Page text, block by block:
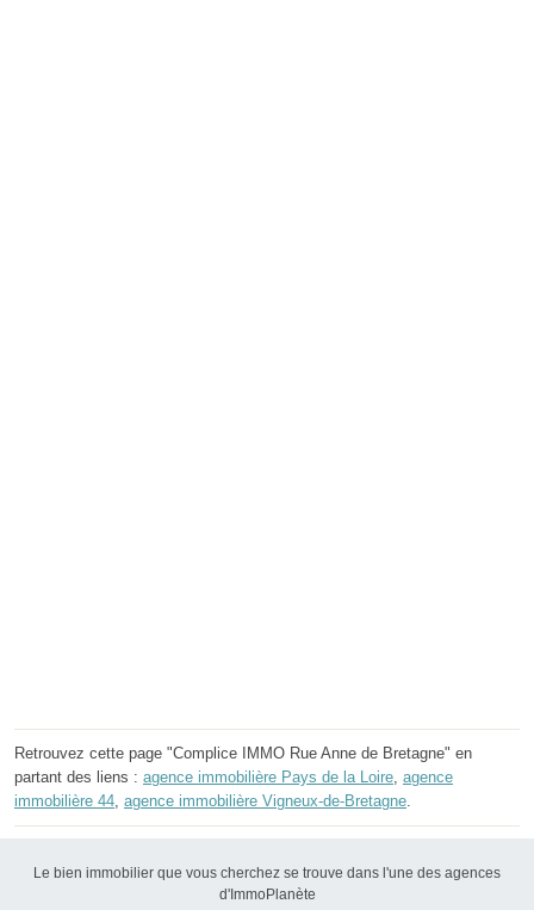
Retrouvez cette page "Complice IMMO Rue Anne de Bretagne" en
partant des liens : agence immobilière Pays de la Loire, agence
immobilière 44, agence immobilière Vigneux-de-Bretagne.
Le bien immobilier que vous cherchez se trouve dans l'une des agences
d'ImmoPlanète